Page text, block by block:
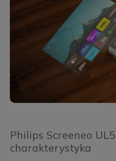
Philips Screeneo
charakterystyka